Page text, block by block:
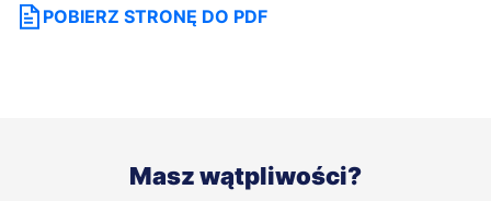
POBIERZ STRONĘ DO PDF
Masz wątpliwości?